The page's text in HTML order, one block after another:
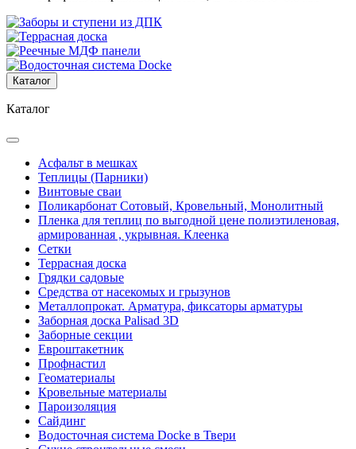
Каталог
Каталог
Асфальт в мешках
Теплицы (Парники)
Винтовые сваи
Поликарбонат Сотовый, Кровельный, Монолитный
Пленка для теплиц по выгодной цене полиэтиленовая,
армированная , укрывная. Клеенка
Сетки
Террасная доска
Грядки садовые
Средства от насекомых и грызунов
Металлопрокат. Арматура, фиксаторы арматуры
Заборная доска Palisad 3D
Заборные секции
Евроштакетник
Профнастил
Геоматериалы
Кровельные материалы
Пароизоляция
Сайдинг
Водосточная система Docke в Твери